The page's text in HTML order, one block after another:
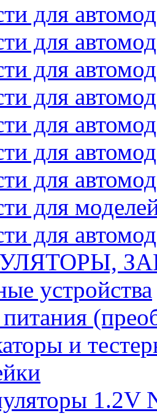
для
для
для
для
для
для
для
для
для
устройства
и
1.2V